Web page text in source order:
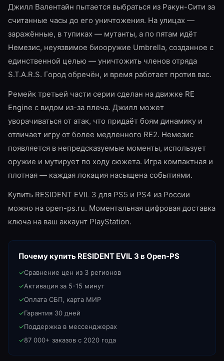
Джилл Валентайн пытается выбраться из Ракун-Сити за
считанные часы до его уничтожения. На улицах —
заражённые, в тупиках — мутанты, а по пятам идёт
Немезис, неуязвимое биооружие Umbrella, созданное с
единственной целью — уничтожить членов отряда
S.T.A.R.S. Город обречён, и время работает против вас.
Ремейк третьей части серии сделан на движке RE
Engine с видом из-за плеча. Джилл может
уворачиваться от атак, что придаёт боям динамику и
отличает игру от более медленного RE2. Немезис
появляется в непредсказуемые моменты, использует
оружие и мутирует по ходу сюжета. Игра компактная и
плотная — каждая локация насыщена событиями.
Купить RESIDENT EVIL 3 для PS5 и PS4 из России
можно на open-ps.ru. Моментальная цифровая доставка
ключа на ваш аккаунт PlayStation.
Почему купить RESIDENT EVIL 3 в Open-PS
✓Сравнение цен из 3 регионов
✓Активация за 5-15 минут
✓Оплата СБП, карта МИР
✓Гарантия 30 дней
✓Поддержка в мессенджерах
✓87 000+ заказов с 2020 года